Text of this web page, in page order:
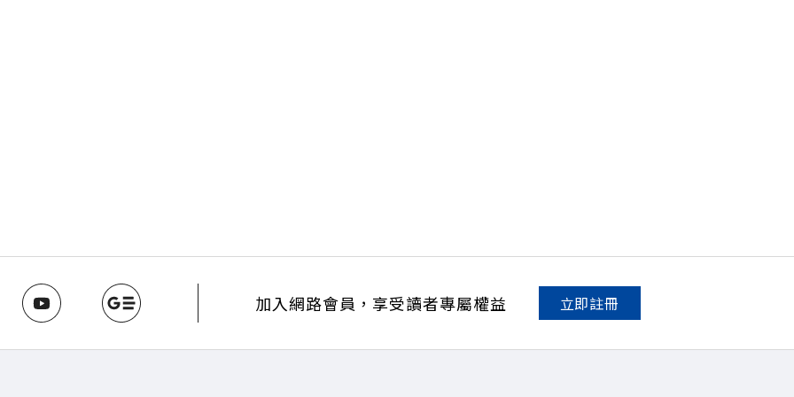
加入網路會員，享受讀者專屬權益 立即註冊